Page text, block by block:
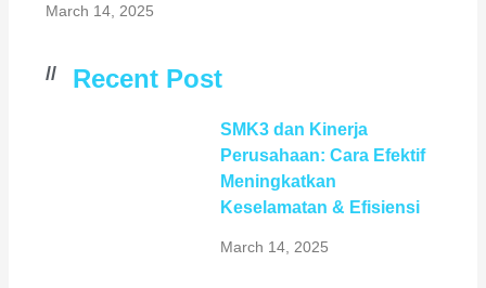
March 14, 2025
// Recent Post
SMK3 dan Kinerja
Perusahaan: Cara Efektif
Meningkatkan
Keselamatan & Efisiensi
March 14, 2025